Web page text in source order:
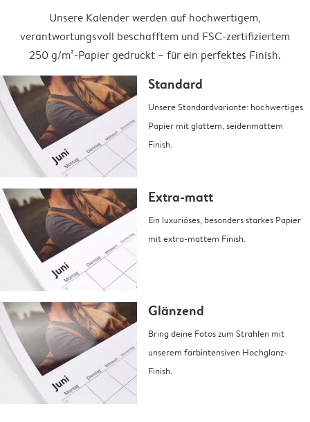
Unsere Kalender werden auf hochwertigem,
verantwortungsvoll beschafftem und FSC-zertifiziertem
250 g/m²-Papier gedruckt – für ein perfektes Finish.
Standard
Unsere Standardvariante: hochwertiges
Papier mit glattem, seidenmattem
Finish.
Extra-matt
Ein luxuriöses, besonders starkes Papier
mit extra-mattem Finish.
Glänzend
Bring deine Fotos zum Strahlen mit
unserem farbintensiven Hochglanz-
Finish.